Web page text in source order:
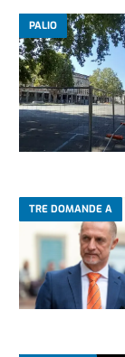
PALIO
TRE DOMANDE A